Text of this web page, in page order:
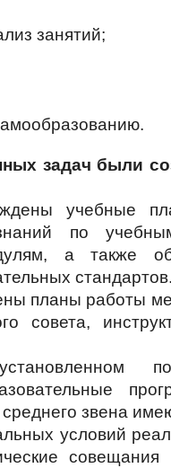
занятий;
задач были
учебные
по
а также
планы работы
совета,
звена
условий
совещания